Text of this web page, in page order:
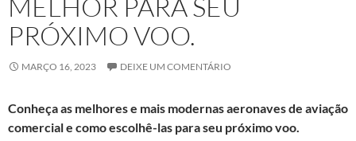
PRÓXIMO VOO.
MARÇO 16, 2023 DEIXE UM COMENTÁRIO
Conheça as melhores e mais modernas aeronaves de aviação
comercial e como escolhê-las para seu próximo voo.